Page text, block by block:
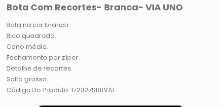
Bota Com Recortes- Branca- VIA UNO
Bota na cor branca.
Bico quadrado.
Cano médio.
Fechamento por zíper.
Detalhe de recortes.
Salto grosso.
Código Do Produto: 172027SBBVAL